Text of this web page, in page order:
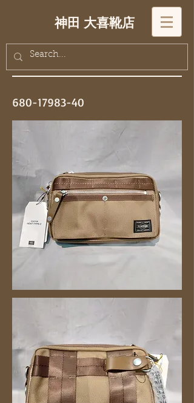
神田 大喜靴店
680-17983-40